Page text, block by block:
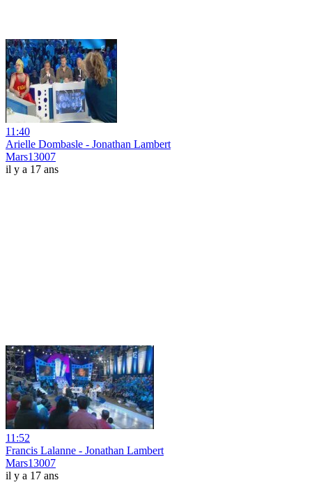
11:40
Arielle Dombasle - Jonathan Lambert
Mars13007
il y a 17 ans
11:52
Francis Lalanne - Jonathan Lambert
Mars13007
il y a 17 ans